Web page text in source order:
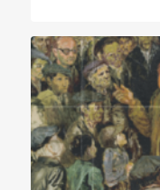
schiattare i signori